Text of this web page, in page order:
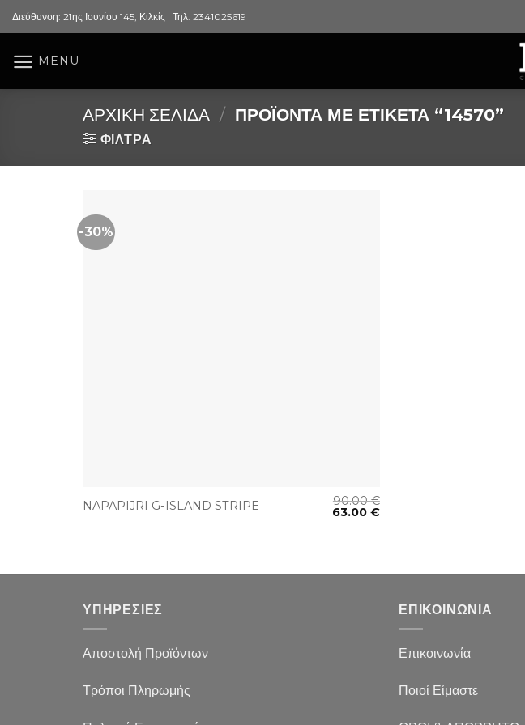
Skip
to
Διεύθυνση: 21ης Ιουνίου 145, Κιλκίς | Τηλ. 2341025619
MENU
ΑΡΧΙΚΉ ΣΕΛΊΔΑ / ΠΡΟΪΌΝΤΑ ΜΕ ΕΤΙΚΈΤΑ “14570”
ΦΙΛΤΡΑ
-30%
NAPAPIJRI G-ISLAND STRIPE 90.00€
63.00 €
ΥΠΗΡΕΣΙΕΣ
Αποστολή Προϊόντων
Τρόποι Πληρωμής
ΕΠΙΚΟΙΝΩΝΙΑ
Επικοινωνία
Ποιοί Είμαστε